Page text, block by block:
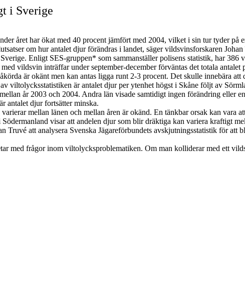
i Sverige
året har ökat med 40 procent jämfört med 2004, vilket i sin tur tyder
om hur antalet djur förändras i landet, säger vildsvinsforskaren
Enligt SES-gruppen* som sammanställer polisens statistik, har
vildsvin inträffar under september-december förväntas det totala
är okänt men kan antas ligga runt 2-3 procent. Det skulle innebära
viltolycksstatistiken är antalet djur per ytenhet högst i Skåne följt av
år 2003 och 2004. Andra län visade samtidigt ingen förändring eller
antalet djur fortsätter minska.
mellan länen och mellan åren är okänd. En tänkbar orsak kan vara
visar att andelen djur som blir dräktiga kan variera kraftigt
Truvé att analysera Svenska Jägareförbundets avskjutningsstatistik för
med frågor inom viltolycksproblematiken. Om man kolliderar med ett